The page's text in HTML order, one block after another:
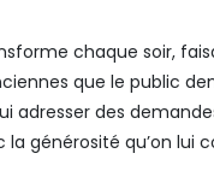
chaque soir,
que le public
adresser des
générosité qu’on lui